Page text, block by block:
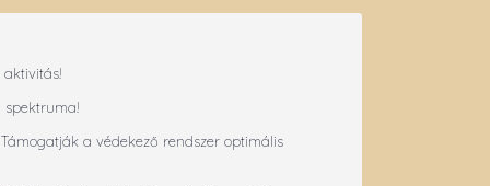
aktivitás!
spektruma!
a védekező rendszer optimális